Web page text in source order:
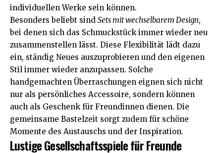
individuellen Werke sein können.
Besonders beliebt sind Sets mit wechselbarem Design,
bei denen sich das Schmuckstück immer wieder neu
zusammenstellen lässt. Diese Flexibilität lädt dazu
ein, ständig Neues auszuprobieren und den eigenen
Stil immer wieder anzupassen. Solche
handgemachten Überraschungen eignen sich nicht
nur als persönliches Accessoire, sondern können
auch als Geschenk für Freundinnen dienen. Die
gemeinsame Bastelzeit sorgt zudem für schöne
Momente des Austauschs und der Inspiration.
Lustige Gesellschaftsspiele für Freunde